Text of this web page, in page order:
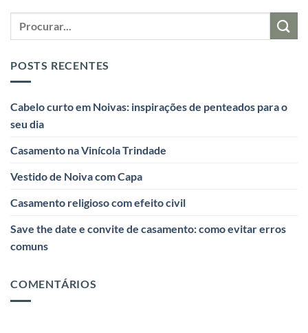
POSTS RECENTES
Cabelo curto em Noivas: inspirações de penteados para o
seu dia
Casamento na Vinícola Trindade
Vestido de Noiva com Capa
Casamento religioso com efeito civil
Save the date e convite de casamento: como evitar erros
comuns
COMENTÁRIOS